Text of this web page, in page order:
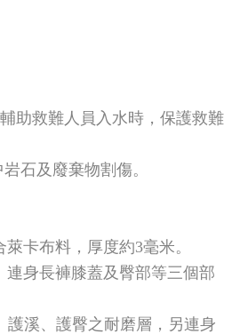
助救難人員入水時，保護救難
石及廢棄物割傷。
卡布料，厚度約3毫米。
身長褲膝蓋及臀部等三個部
、護臀之耐磨層，另連身